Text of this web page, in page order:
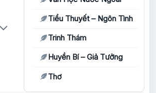
Tiểu Thuyết – Ngôn Tình
Trinh Thám
Huyền Bí – Giả Tưởng
Thơ